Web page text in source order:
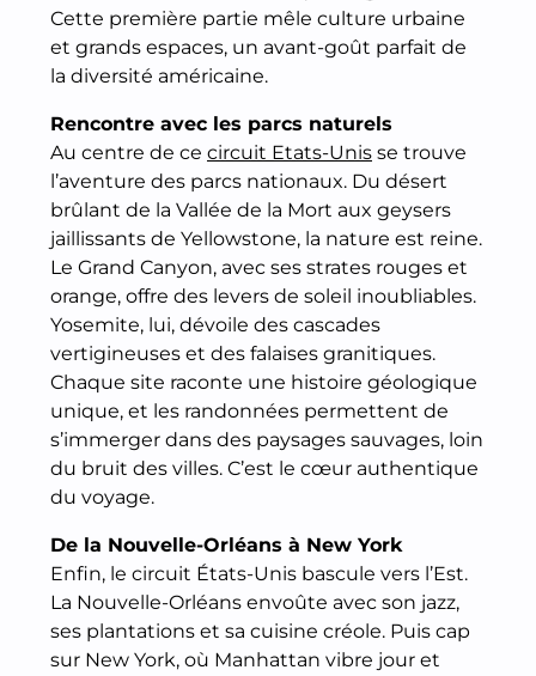
Cette première partie mêle culture urbaine
et grands espaces, un avant-goût parfait de
la diversité américaine.
Rencontre avec les parcs naturels
Au centre de ce circuit Etats-Unis se trouve
l’aventure des parcs nationaux. Du désert
brûlant de la Vallée de la Mort aux geysers
jaillissants de Yellowstone, la nature est reine.
Le Grand Canyon, avec ses strates rouges et
orange, offre des levers de soleil inoubliables.
Yosemite, lui, dévoile des cascades
vertigineuses et des falaises granitiques.
Chaque site raconte une histoire géologique
unique, et les randonnées permettent de
s’immerger dans des paysages sauvages, loin
du bruit des villes. C’est le cœur authentique
du voyage.
De la Nouvelle-Orléans à New York
Enfin, le circuit États-Unis bascule vers l’Est.
La Nouvelle-Orléans envoûte avec son jazz,
ses plantations et sa cuisine créole. Puis cap
sur New York, où Manhattan vibre jour et